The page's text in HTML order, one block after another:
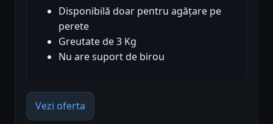
Disponibilă doar pentru agățare pe
perete
Greutate de 3 Kg
Nu are suport de birou
Vezi oferta